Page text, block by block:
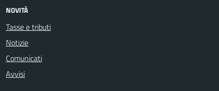
NOVITÀ
Tasse e tributi
Notizie
Comunicati
Avvisi